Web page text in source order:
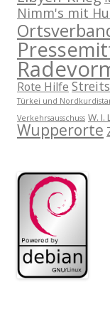
Nimm's mit
Rote Hilfe
Türkei und
Verkehrsausschuss W. I.
Wupperorte